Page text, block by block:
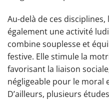
Au-delà de ces
également une activité
combine souplesse et
festive. Elle stimule la
favorisant la liaison
négligeable pour le moral
D’ailleurs, plusieurs